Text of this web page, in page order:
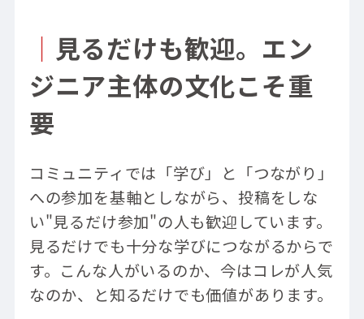
｜ 見るだけも歓迎。エン
ジニア主体の文化こそ重
要
コミュニティでは「学び」と「つながり」
への参加を基軸としながら、投稿をしな
い"見るだけ参加"の人も歓迎しています。
見るだけでも十分な学びにつながるからで
す。こんな人がいるのか、今はコレが人気
なのか、と知るだけでも価値があります。